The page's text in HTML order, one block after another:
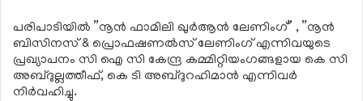
പരിപാടിയില്‍ ”നൂന്‍ ഫാമിലി ഖുര്‍ആന്‍ ലേണിംഗ്” , ”നൂന്‍
ബിസിനസ് & പ്രൊഫഷണല്‍സ് ലേണിംഗ് എന്നിവയുടെ
പ്രഖ്യാപനം സി ഐ സി കേന്ദ്ര കമ്മിറ്റിയംഗങ്ങളായ കെ സി
അബ്ദുല്ലത്തീഫ്, കെ ടി അബ്ദുറഹിമാന്‍ എന്നിവര്‍
നിര്‍വഹിച്ചു.